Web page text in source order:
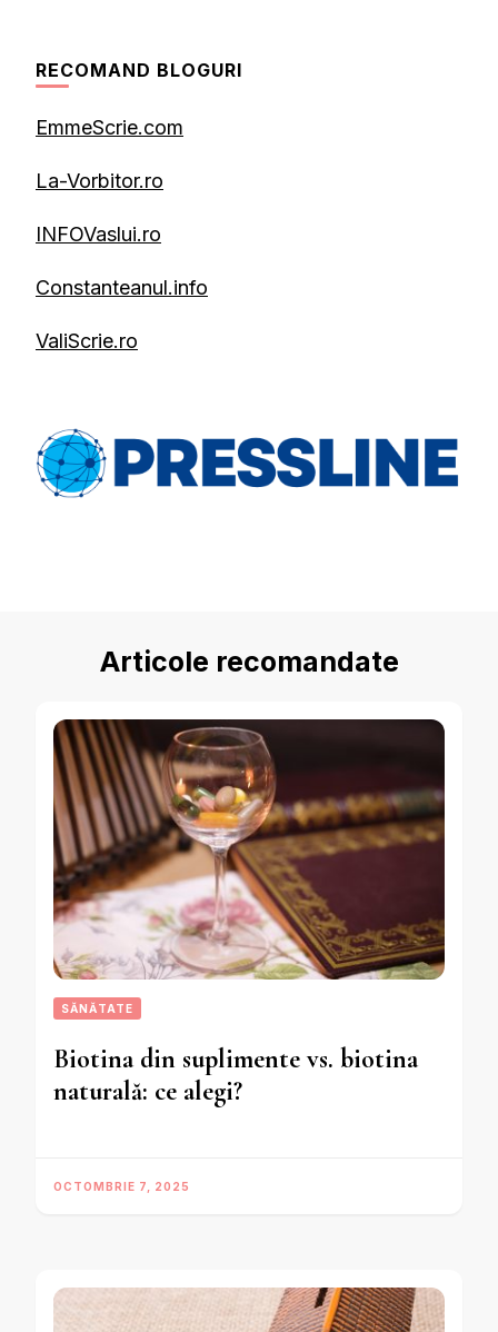
RECOMAND BLOGURI
EmmeScrie.com
La-Vorbitor.ro
INFOVaslui.ro
Constanteanul.info
ValiScrie.ro
Articole recomandate
SĂNĂTATE
Biotina din suplimente vs. biotina
naturală: ce alegi?
OCTOMBRIE 7, 2025